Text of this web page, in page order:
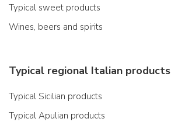
Typical sweet products
Wines, beers and spirits
Typical regional Italian products
Typical Sicilian products
Typical Apulian products